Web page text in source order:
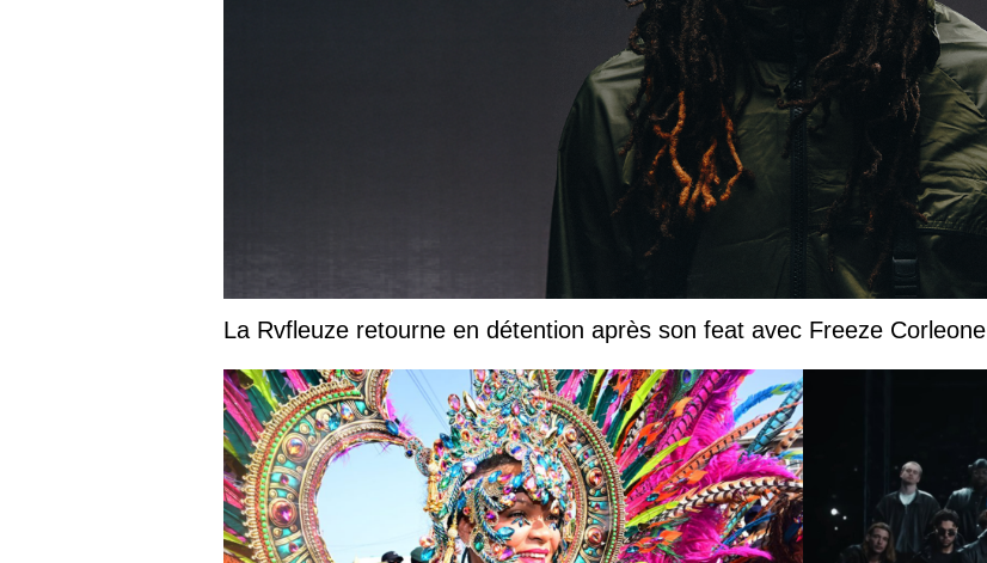
La Rvfleuze retourne en détention après son feat avec Freeze Corleone